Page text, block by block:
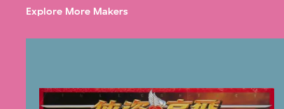
Explore More Makers